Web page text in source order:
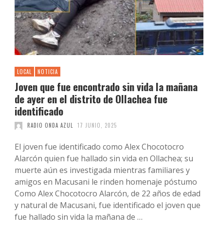
LOCAL NOTICIA
Joven que fue encontrado sin vida la mañana
de ayer en el distrito de Ollachea fue
identificado
RADIO ONDA AZUL 17 JUNIO, 2025
El joven fue identificado como Alex Chocotocro
Alarcón quien fue hallado sin vida en Ollachea; su
muerte aún es investigada mientras familiares y
amigos en Macusani le rinden homenaje póstumo
Como Alex Chocotocro Alarcón, de 22 años de edad
y natural de Macusani, fue identificado el joven que
fue hallado sin vida la mañana de …